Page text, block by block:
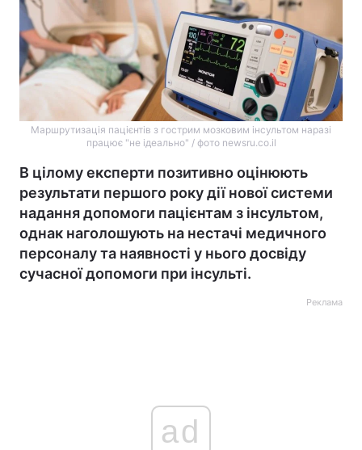
Маршрутизація пацієнтів з гострим мозковим інсультом наразі
працює "не ідеально" / фото newsru.co.il
В цілому експерти позитивно оцінюють
результати першого року дії нової системи
надання допомоги пацієнтам з інсультом,
однак наголошують на нестачі медичного
персоналу та наявності у нього досвіду
сучасної допомоги при інсульті.
Реклама
ad